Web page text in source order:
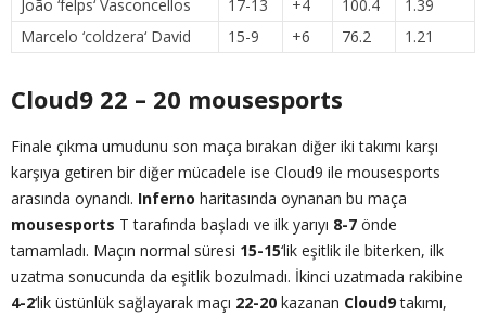
João ‘felps‘ Vasconcellos 17-13 +4 100.4
1.39
Marcelo ‘coldzera‘ David 15-9 +6 76.2 1.21
Cloud9 22 – 20 mousesports
Finale çıkma umudunu son maça bırakan diğer iki takımı karşı
karşıya getiren bir diğer mücadele ise Cloud9 ile mousesports
arasında oynandı. Inferno haritasında oynanan bu maça
mousesports T tarafında başladı ve ilk yarıyı 8-7 önde
tamamladı. Maçın normal süresi 15-15‘lik eşitlik ile biterken, ilk
uzatma sonucunda da eşitlik bozulmadı. İkinci uzatmada rakibine
4-2‘lik üstünlük sağlayarak maçı 22-20 kazanan Cloud9takımı,